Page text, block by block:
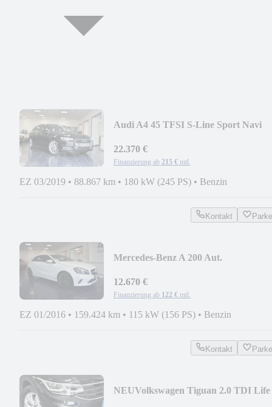
Audi A4 45 TFSI S-Line Sport Navi
22.370 €
Finanzierung ab 215 € mtl.
EZ 03/2019 • 88.867 km • 180 kW (245 PS) • Benzin
Kontakt
Mercedes-Benz A 200 Aut.
12.670 €
Finanzierung ab 122 € mtl.
EZ 01/2016 • 159.424 km • 115 kW (156 PS) • Benzin
Kontakt
NEUVolkswagen Tiguan 2.0 TDI Life